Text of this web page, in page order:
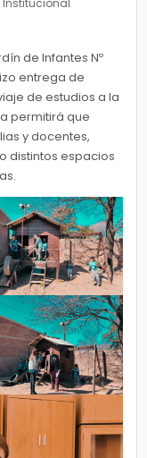
de Infantes Nº
entrega de
de estudios a la
permitirá que
y docentes,
distintos espacios